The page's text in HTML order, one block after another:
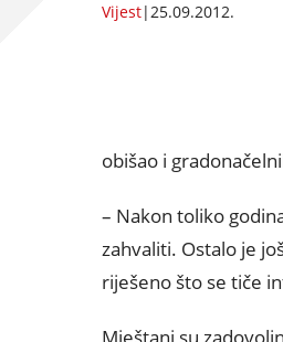
Vijest|25.09.2012.
obišao i
– Nakon toliko
zahvaliti. Ostalo je
riješeno što se tiče